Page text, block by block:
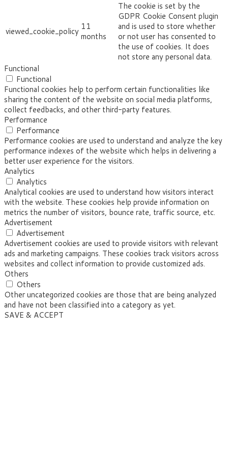
viewed_cookie_policy 11
months
The cookie is set by the
GDPR Cookie Consent plugin
and is used to store whether
or not user has consented to
the use of cookies. It does
not store any personal data.
Functional
Functional
Functional cookies help to perform certain functionalities like
sharing the content of the website on social media platforms,
collect feedbacks, and other third-party features.
Performance
Performance
Performance cookies are used to understand and analyze the key
performance indexes of the website which helps in delivering a
better user experience for the visitors.
Analytics
Analytics
Analytical cookies are used to understand how visitors interact
with the website. These cookies help provide information on
metrics the number of visitors, bounce rate, traffic source, etc.
Advertisement
Advertisement
Advertisement cookies are used to provide visitors with relevant
ads and marketing campaigns. These cookies track visitors across
websites and collect information to provide customized ads.
Others
Others
Other uncategorized cookies are those that are being analyzed
and have not been classified into a category as yet.
SAVE & ACCEPT